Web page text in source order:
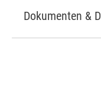
Dokumenten &